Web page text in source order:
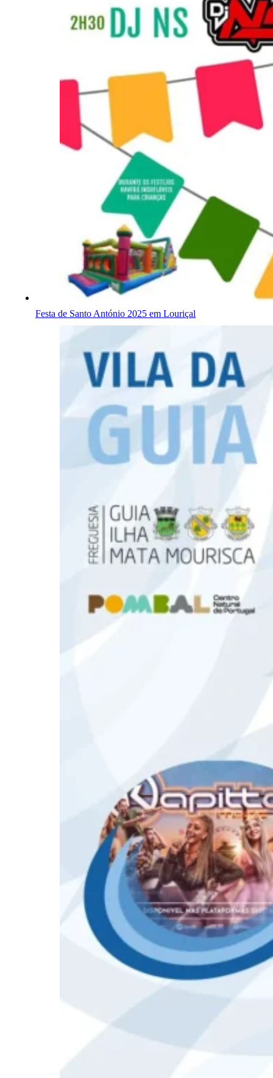
Festa de Santo António 2025 em Louriçal